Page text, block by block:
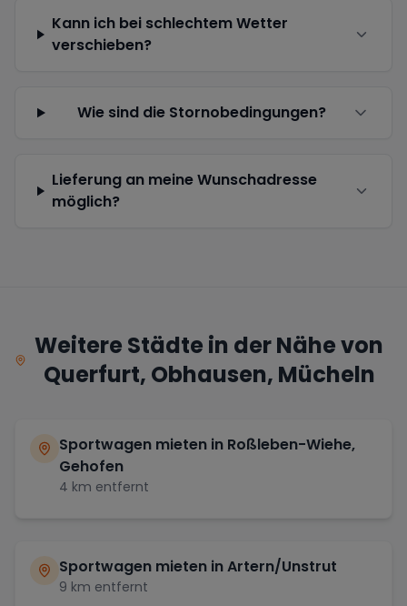
Kann ich bei schlechtem Wetter
verschieben?
Wie sind die Stornobedingungen?
Lieferung an meine Wunschadresse
möglich?
Weitere Städte in der Nähe von
Querfurt, Obhausen, Mücheln
Sportwagen mieten in Roßleben-Wiehe,
Gehofen
4 km entfernt
Sportwagen mieten inArtern/Unstrut
9 km entfernt